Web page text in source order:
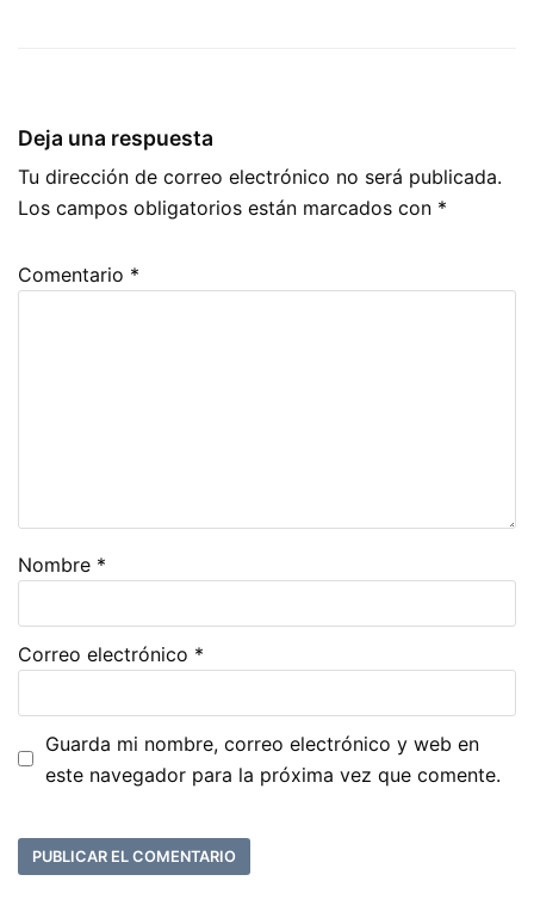
Deja una respuesta
Tu dirección de correo electrónico no será publicada.
Los campos obligatorios están marcados con *
Comentario *
Nombre *
Correo electrónico *
Guarda mi nombre, correo electrónico y web en
este navegador para la próxima vez que comente.